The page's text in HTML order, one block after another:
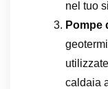
nel tuo
Pompe
caldaia